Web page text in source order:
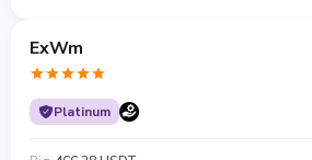
ExWm
Platinum